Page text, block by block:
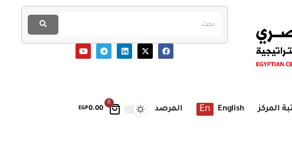
0
EGP0.00 المركز English
En المرصد